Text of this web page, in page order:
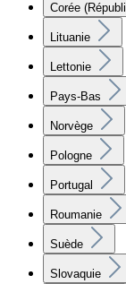
Corée
Lituanie
Lettonie
Pays-Bas
Norvège
Pologne
Portugal
Roumanie
Suède
Slovaquie